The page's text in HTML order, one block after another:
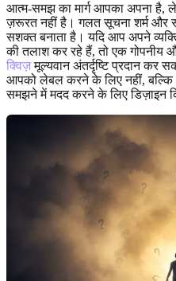
आत्म-समझ का मार्ग आपका अपना
ज़रूरत नहीं है। गलत सूचना शर्म और
सशक्त बनाता है। यदि आप अपने
की तलाश कर रहे हैं, तो एक गोपनीय
क्विज़मूल्यवान अंतर्दृष्टि प्रदान कर
आपको लेबल करने के लिए नहीं, बल्कि
समझने में मदद करने के लिए डिज़ाइन